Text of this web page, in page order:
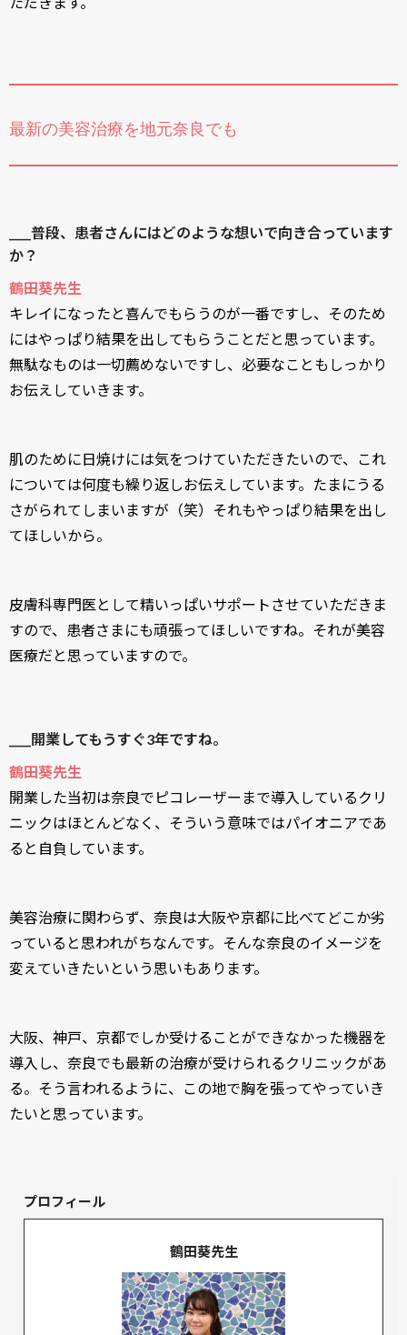
最新の美容治療を地元奈良でも
____普段、患者さんにはどのような想いで向き合っています
か？
鶴田葵先生
キレイになったと喜んでもらうのが一番ですし、そのため
にはやっぱり結果を出してもらうことだと思っています。
無駄なものは一切薦めないですし、必要なこともしっかり
お伝えしていきます。
肌のために日焼けには気をつけていただきたいので、これ
については何度も繰り返しお伝えしています。たまにうる
さがられてしまいますが（笑）それもやっぱり結果を出し
てほしいから。
皮膚科専門医として精いっぱいサポートさせていただきま
すので、患者さまにも頑張ってほしいですね。それが美容
医療だと思っていますので。
____開業してもうすぐ3年ですね。
鶴田葵先生
開業した当初は奈良でピコレーザーまで導入しているクリ
ニックはほとんどなく、そういう意味ではパイオニアであ
ると自負しています。
美容治療に関わらず、奈良は大阪や京都に比べてどこか劣
っていると思われがちなんです。そんな奈良のイメージを
変えていきたいという思いもあります。
大阪、神戸、京都でしか受けることができなかった機器を
導入し、奈良でも最新の治療が受けられるクリニックがあ
る。そう言われるように、この地で胸を張ってやっていき
たいと思っています。
プロフィール
鶴田葵先生